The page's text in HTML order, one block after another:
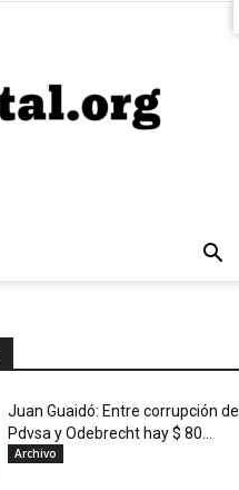
Juan Guaidó: Entre corrupción de
Pdvsa y Odebrecht hay $ 80...
Archivo